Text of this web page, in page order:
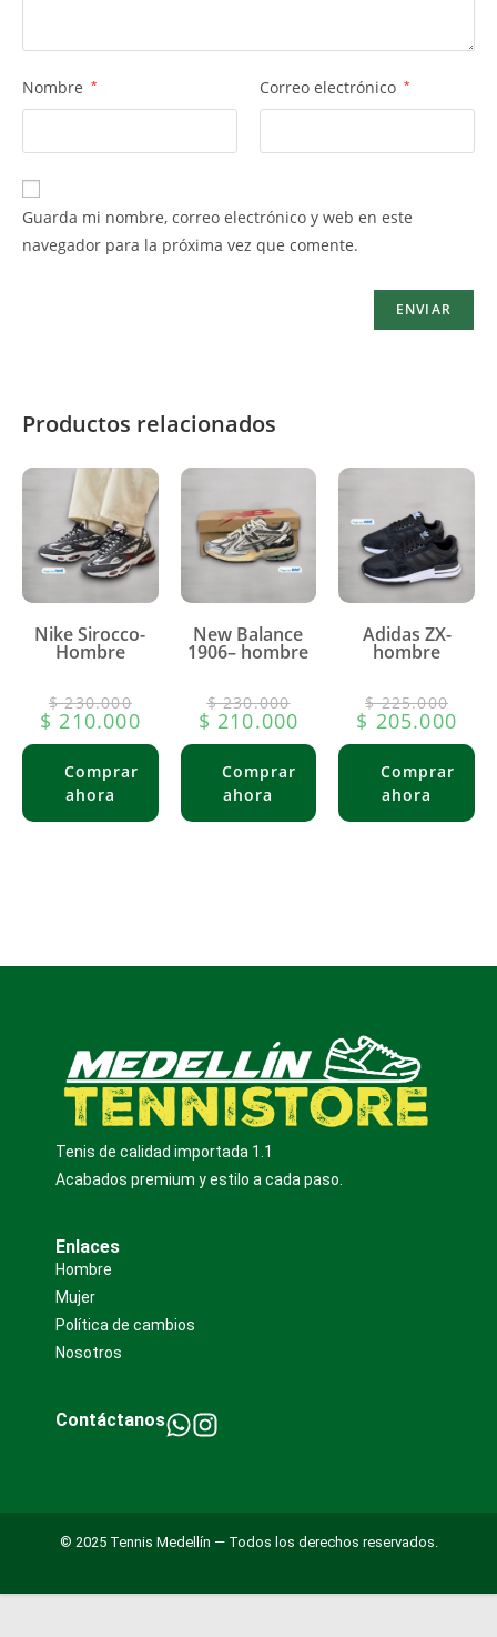
Nombre * Correo electrónico *
Guarda mi nombre, correo electrónico y web en este
navegador para la próxima vez que comente.
Productos relacionados
Nike Sirocco-
Hombre
$230.000
$ 210.000
New Balance
1906– hombre
$230.000
$ 210.000
Adidas ZX-
hombre
$225.000
$ 205.000
Tenis de calidad importada 1.1
Acabados premium y estilo a cada paso.
Enlaces
Hombre
Mujer
Política de cambios
Nosotros
Contáctanos
© 2025 Tennis Medellín — Todos los derechos reservados.